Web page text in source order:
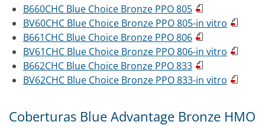
B660CHC Blue Choice Bronze PPO 805
BV60CHC Blue Choice Bronze PPO 805-in vitro
B661CHC Blue Choice Bronze PPO 806
BV61CHC Blue Choice Bronze PPO 806-in vitro
B662CHC Blue Choice Bronze PPO 833
BV62CHC Blue Choice Bronze PPO 833-in vitro
Coberturas Blue Advantage Bronze HMO